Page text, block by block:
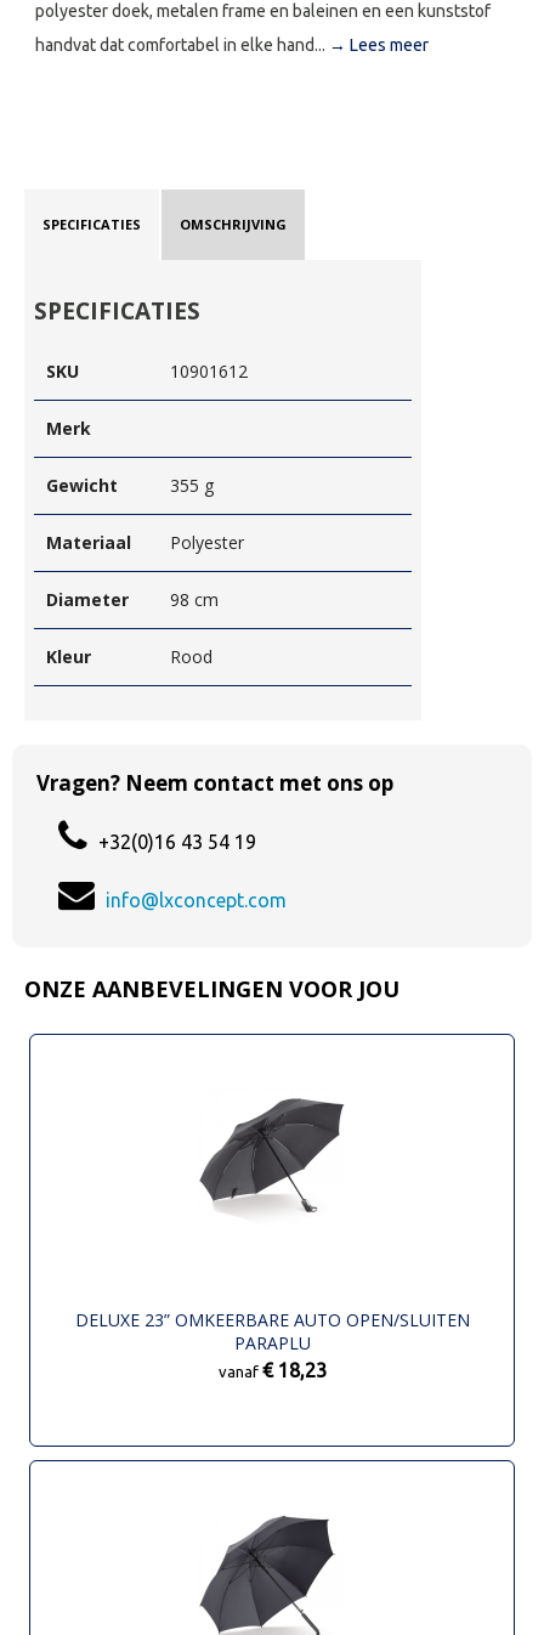
polyester doek, metalen frame en baleinen en een kunststof
handvat dat comfortabel in elke hand... → Lees meer
SPECIFICATIES OMSCHRIJVING
SPECIFICATIES
SKU 10901612
Merk
Gewicht 355 g
Materiaal Polyester
Diameter 98 cm
Kleur Rood
Vragen? Neem contact met ons op
+32(0)16 43 54 19
info@lxconcept.com
ONZE AANBEVELINGEN VOOR JOU
DELUXE 23” OMKEERBARE AUTO OPEN/SLUITEN
PARAPLU
vanaf € 18,23